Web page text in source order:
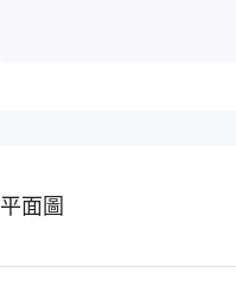
平面圖